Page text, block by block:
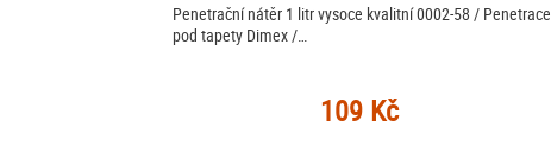
Penetrační nátěr 1 litr vysoce kvalitní 0002-58 / Penetrace
pod tapety Dimex /…
109 Kč